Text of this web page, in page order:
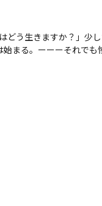
う生きますか？」少
まる。ーーーそれでも